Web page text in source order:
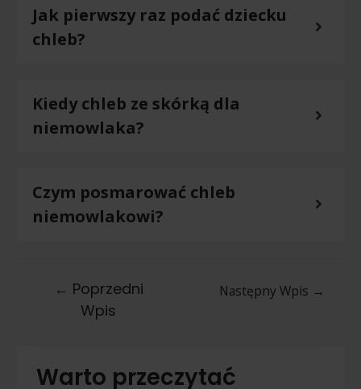
Jak pierwszy raz podać dziecku
chleb?
Kiedy chleb ze skórką dla
niemowlaka?
Czym posmarować chleb
niemowlakowi?
← Poprzedni
Wpis
Następny Wpis →
Warto przeczytać